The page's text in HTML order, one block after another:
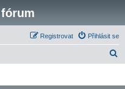
Přihlásit se
Registrovat